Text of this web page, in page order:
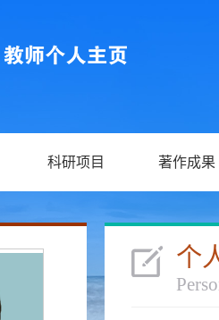
科研项目 著作成果
个